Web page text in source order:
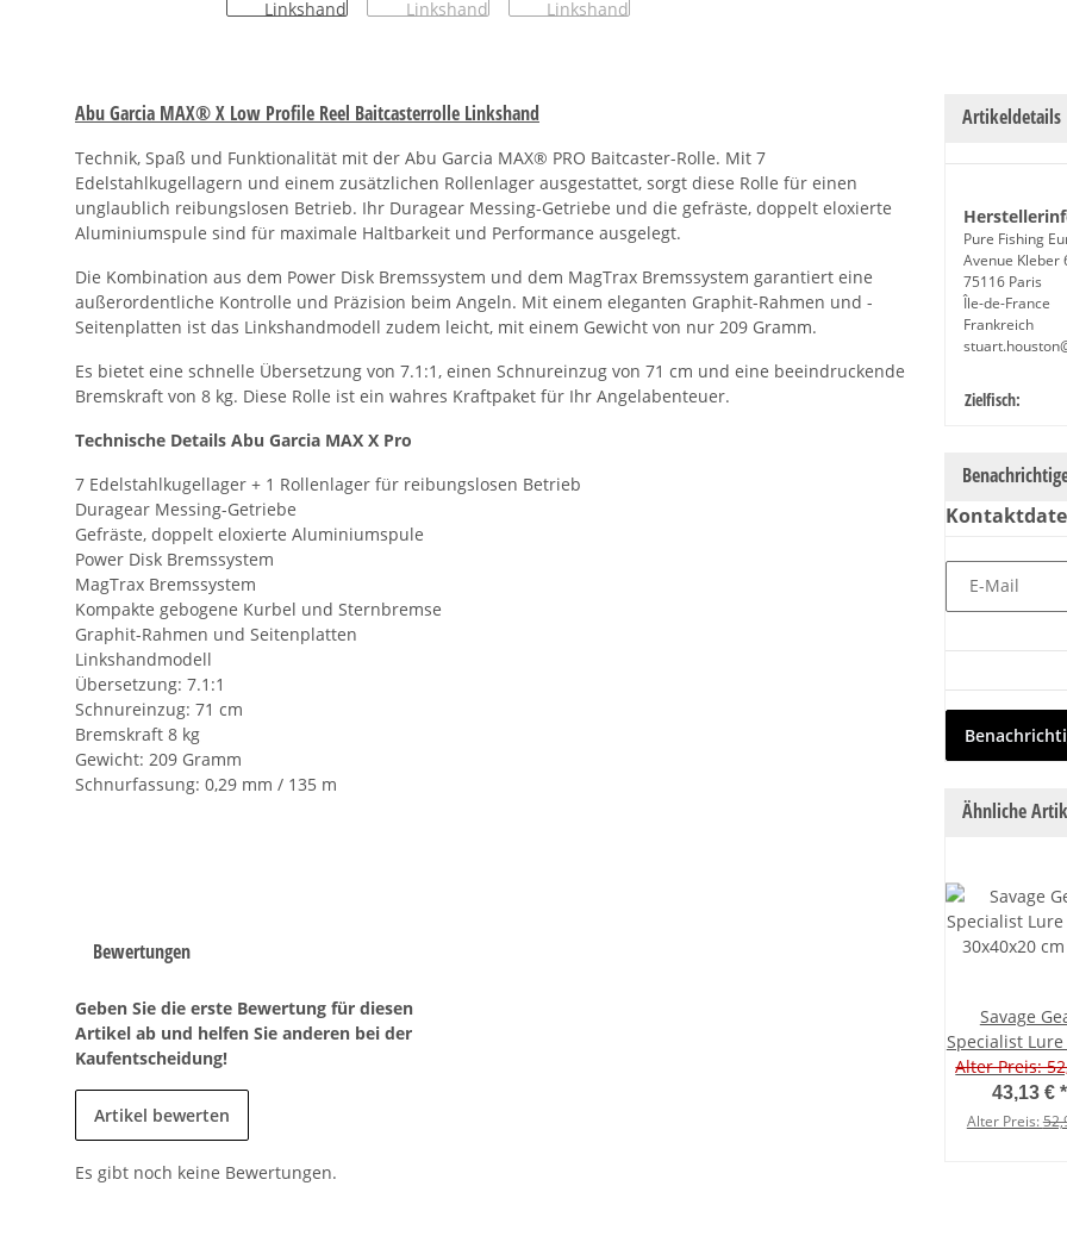
Abu Garcia MAX® X Low Profile Reel Baitcasterrolle Linkshand
Technik, Spaß und Funktionalität mit der Abu Garcia MAX® PRO Baitcaster-Rolle. Mit 7
Edelstahlkugellagern und einem zusätzlichen Rollenlager ausgestattet, sorgt diese Rolle für einen
unglaublich reibungslosen Betrieb. Ihr Duragear Messing-Getriebe und die gefräste, doppelt eloxierte
Aluminiumspule sind für maximale Haltbarkeit und Performance ausgelegt.
Die Kombination aus dem Power Disk Bremssystem und dem MagTrax Bremssystem garantiert eine
außerordentliche Kontrolle und Präzision beim Angeln. Mit einem eleganten Graphit-Rahmen und -
Seitenplatten ist das Linkshandmodell zudem leicht, mit einem Gewicht von nur 209 Gramm.
Es bietet eine schnelle Übersetzung von 7.1:1, einen Schnureinzug von 71 cm und eine beeindruckende
Bremskraft von 8 kg. Diese Rolle ist ein wahres Kraftpaket für Ihr Angelabenteuer.
Technische Details Abu Garcia MAX X Pro
7 Edelstahlkugellager + 1 Rollenlager für reibungslosen Betrieb
Duragear Messing-Getriebe
Gefräste, doppelt eloxierte Aluminiumspule
Power Disk Bremssystem
MagTrax Bremssystem
Kompakte gebogene Kurbel und Sternbremse
Graphit-Rahmen und Seitenplatten
Linkshandmodell
Übersetzung: 7.1:1
Schnureinzug: 71 cm
Bremskraft 8 kg
Gewicht: 209 Gramm
Schnurfassung: 0,29 mm / 135 m
Bewertungen
Geben Sie die erste Bewertung für diesen
Artikel ab und helfen Sie anderen bei der
Kaufentscheidung!
Artikel bewerten
Es gibt noch keine Bewertungen.
Artikeldetails
Pure Fishing
Avenue Kleber
75116 Paris
Île-de-France
Frankreich
Wert
Zielfisch:
E-Mail
Ähnliche
Savage
Specialist Lure
30x40x20
Alter Preis:
43,13 € *
Alter Preis: